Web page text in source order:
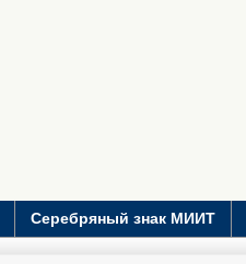
Серебряный знак МИИТ